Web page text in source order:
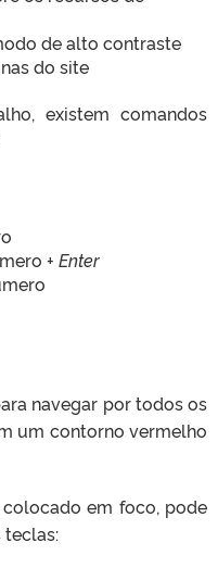
de alto contraste
do site
existem comandos
+ Enter
navegar por todos os
um contorno vermelho
em foco, pode
teclas: